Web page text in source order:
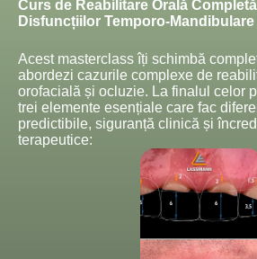
Curs de Reabilitare Orală
Disfuncțiilor Temporo-Mandibulare
Acest masterclass îți schimbă
abordezi cazurile complexe de
orofacială și ocluzie. La finalul celor
trei elemente esențiale care fac
predictibile, siguranță clinică și
terapeutice: